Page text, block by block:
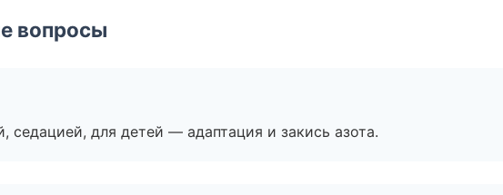
вопросы
седацией, для детей — адаптация и закись азота.